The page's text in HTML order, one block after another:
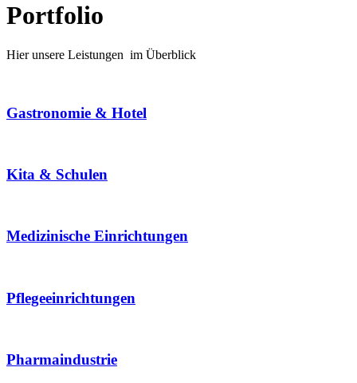
Portfolio
Hier unsere Leistungen im Überblick
Gastronomie & Hotel
Kita & Schulen
Medizinische Einrichtungen
Pflegeeinrichtungen
Pharmaindustrie